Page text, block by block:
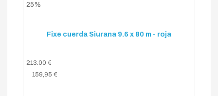
25%
Fixe cuerda Siurana 9.6 x 80 m - roja
213.00 €
159,95 €